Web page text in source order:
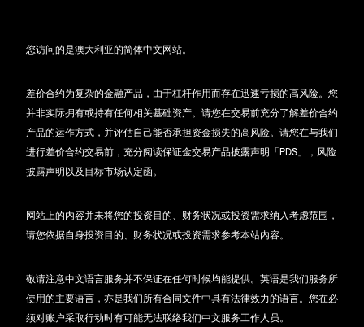
您访问的是澳大利亚的简体中文网站。
差价合约为复杂的金融产品，由于杠杆作用而存在迅速亏损的高风险。您
并非实际拥有或持有任何相关基础资产。请您在交易前充分了解差价合约
产品的运作方式，并评估自己能否承担资金损失的高风险。请您在与我们
进行差价合约交易前，充分阅读保证金交易产品披露声明「PDS」，风险
披露声明以及目标市场认定函。
网站上的内容并未将您的投资目的、财务状况或投资需求纳入考虑范围，
请您依据自身投资目的、财务状况或投资需求参考本站内容。
敬请注意中文语言服务并不保证在任何时候均能提供。英语是我们服务所
使用的主要语言，亦是我们所有合同文件中具有法律效力的语言。您在必
须对账户采取行动时有可能无法联络我们中文服务工作人员。